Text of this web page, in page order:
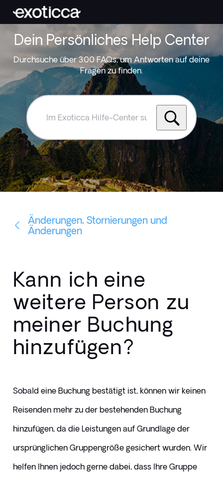
Dein Persönliches Help Center
Durchsuche über 300 FAQs, um Antworten auf deine
Fragen zu finden.
Hilfe-
Center
suchen
Änderungen, Stornierungen und
Änderungen
Kann ich eine
weitere Person zu
meiner Buchung
hinzufügen?
Sobald eine Buchung bestätigt ist, können wir keinen
Reisenden mehr zu der bestehenden Buchung
hinzufügen, da die Leistungen auf Grundlage der
ursprünglichen Gruppengröße gesichert wurden. Wir
helfen Ihnen jedoch gerne dabei, dass Ihre Gruppe